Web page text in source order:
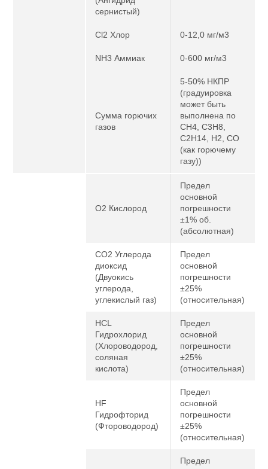
сернистый)
Cl2 Хлор 0-12,0 мг/м3
NH3 Аммиак 0-600 мг/м3
Сумма горючих
газов
5-50% НКПР
(градуировка
может быть
выполнена по
CH4, C3H8,
C2H14, H2, CO
(как горючему
газу))
O2 Кислород
Предел
основной
погрешности
±1% об.
(абсолютная)
CO2 Углерода
диоксид
(Двуокись
углерода,
углекислый газ)
Предел
основной
погрешности
±25%
(относительная)
HCL
Гидрохлорид
(Хлороводород,
соляная
кислота)
Предел
основной
погрешности
±25%
(относительная)
HF
Гидрофторид
(Фтороводород)
Предел
основной
погрешности
±25%
(относительная)
Предел